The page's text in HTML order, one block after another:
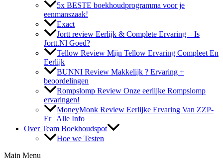
5x BESTE boekhoudprogramma voor je
eenmanszaak!
Exact
Jortt review Eerlijk & Complete Ervaring – Is
Jortt.Nl Goed?
Tellow Review Mijn Tellow Ervaring Compleet En
Eerlijk
BUNNI Review Makkelijk ? Ervaring +
beoordelingen
Rompslomp Review Onze eerlijke Rompslomp
ervaringen!
MoneyMonk Review Eerlijke Ervaring Van ZZP-
Er | Alle Info
Over Team Boekhoudspot
Hoe we Testen
Main Menu